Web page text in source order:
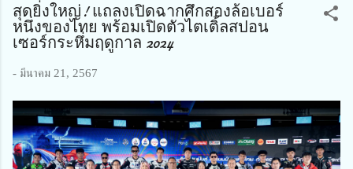
สุดยิ่งใหญ่! แถลงเปิดฉากศึกสองล้อเบอร์
หนึ่งของไทย พร้อมเปิดตัวไตเติ้ลสปอน
เซอร์กระหึ่มฤดูกาล 2024
- มีนาคม 21, 2567